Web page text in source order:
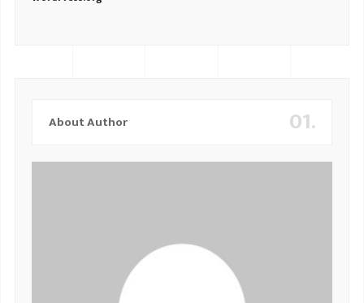
01.
About Author